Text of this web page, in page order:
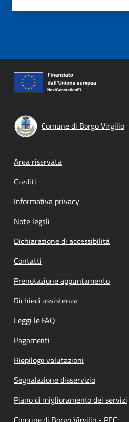
Comune di Borgo Virgilio
Footer menu
Area riservata
Crediti
Informativa privacy
Note legali
Dichiarazione di accessibilità
Contatti
Prenotazione appuntamento
Richiedi assistenza
Leggi le FAQ
Pagamenti
Riepilogo valutazioni
Segnalazione disservizio
Piano di miglioramento dei servizi
Comune di Borgo Virgilio - PEC: